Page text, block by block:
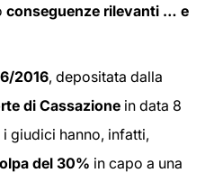
conseguenze rilevanti … e
2016, depositata dalla
di Cassazione in data 8
giudici hanno, infatti,
del 30% in capo a una